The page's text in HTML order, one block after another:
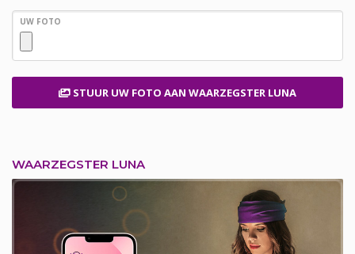
UW FOTO
STUUR UW FOTO AAN WAARZEGSTER LUNA
WAARZEGSTER LUNA